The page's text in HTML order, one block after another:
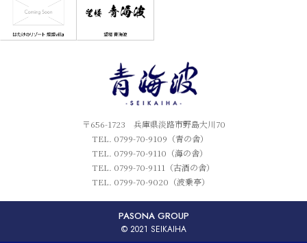
〒656-1723 兵庫県淡路市野島大川70
TEL. 0799-70-9109（青の舎）
TEL. 0799-70-9110（海の舎）
TEL. 0799-70-9111（古酒の舎）
TEL. 0799-70-9020（波乗亭）
PASONA GROUP
© 2021 SEIKAIHA